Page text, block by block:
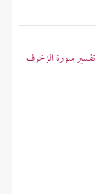
تفسير سورة الزخرف